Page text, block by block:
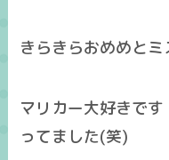
きらきらおめめと
マリカー大好きで
ってました(笑)